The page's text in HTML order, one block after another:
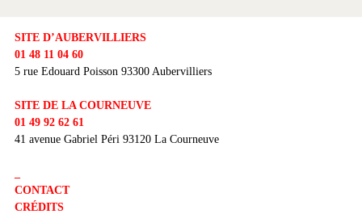
SITE D’AUBERVILLIERS
01 48 11 04 60
5 rue Edouard Poisson 93300 Aubervilliers
SITE DE LA COURNEUVE
01 49 92 62 61
41 avenue Gabriel Péri 93120 La Courneuve
CONTACT
CRÉDITS